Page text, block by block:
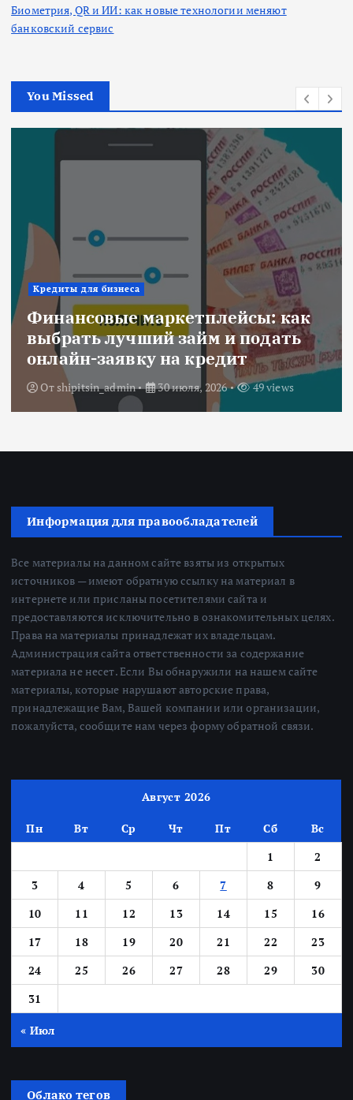
Биометрия, QR и ИИ: как новые технологии меняют
банковский сервис
You Missed
Кредиты для бизнеса
Финансовые маркетплейсы: как
выбрать лучший займ и подать
онлайн-заявку на кредит
От shipitsin_admin 30 июля, 2026 49 views
Информация для правообладателей
Все материалы на данном сайте взяты из открытых
источников — имеют обратную ссылку на материал в
интернете или присланы посетителями сайта и
предоставляются исключительно в ознакомительных целях.
Права на материалы принадлежат их владельцам.
Администрация сайта ответственности за содержание
материала не несет. Если Вы обнаружили на нашем сайте
материалы, которые нарушают авторские права,
принадлежащие Вам, Вашей компании или организации,
пожалуйста, сообщите нам через форму обратной связи.
Август 2026
Пн Вт Ср Чт Пт Сб
Вс
1
2
3
4 5 6 7 8
9
10
11 12 13 14 15
16
17
18 19 20 21 22
23
24
25 26 27 28 29
30
31
« Июл
Облако тегов